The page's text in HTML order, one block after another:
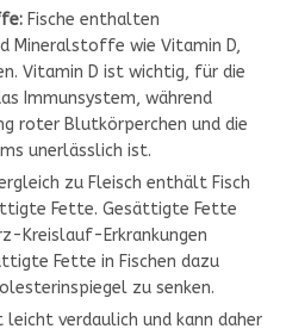
Fische enthalten
Mineralstoffe wie Vitamin D,
Vitamin D ist wichtig, für die
Immunsystem, während
roter Blutkörperchen und die
unerlässlich ist.
zu Fleisch enthält Fisch
Fette. Gesättigte Fette
Kreislauf-Erkrankungen
Fette in Fischen dazu
zu senken.
leicht verdaulich und kann daher